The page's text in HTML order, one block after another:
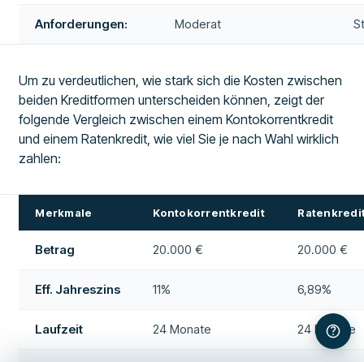
Anforderungen: Moderat
Um zu verdeutlichen, wie stark sich die Kosten zwischen
beiden Kreditformen unterscheiden können, zeigt der
folgende Vergleich zwischen einem Kontokorrentkredit
und einem Ratenkredit, wie viel Sie je nach Wahl wirklich
zahlen:
Merkmale Kontokorrentkredit
Betrag 20.000 € 20.000 €
Eff. Jahreszins 11% 6,89%
Laufzeit 24 Monate 24 Monate